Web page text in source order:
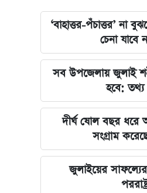
‘বাহাত্তর-পঁচাত্তর’
চেনা যাবে
সব উপজেলায় জুলাই
হবে: তথ্য
দীর্ঘ ষোল বছর ধরে
সংগ্রাম
জুলাইয়ের